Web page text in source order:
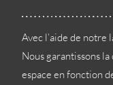
Avec l’aide de notre
Nous garantissons
espace en fonction